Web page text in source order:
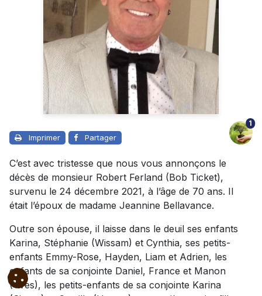
Imprimer Partager
1
C’est avec tristesse que nous vous annonçons le
décès de monsieur Robert Ferland (Bob Ticket),
survenu le 24 décembre 2021, à l’âge de 70 ans. Il
était l’époux de madame Jeannine Bellavance.
Outre son épouse, il laisse dans le deuil ses enfants
Karina, Stéphanie (Wissam) et Cynthia, ses petits-
enfants Emmy-Rose, Hayden, Liam et Adrien, les
enfants de sa conjointe Daniel, France et Manon
(Yves), les petits-enfants de sa conjointe Karina